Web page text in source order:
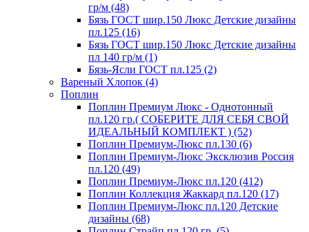
гр/м (48)
Бязь ГОСТ шир.150 Люкс Детские дизайны
пл.125 (16)
Бязь ГОСТ шир.150 Люкс Детские дизайны
пл 140 гр/м (1)
Бязь-Ясли ГОСТ пл.125 (2)
Вареный Хлопок (4)
Поплин
Поплин Премиум Люкс - Однотонный
пл.120 гр.( СОБЕРИТЕ ДЛЯ СЕБЯ СВОЙ
ИДЕАЛЬНЫЙ КОМПЛЕКТ ) (52)
Поплин Премиум-Люкс пл.130 (6)
Поплин Премиум-Люкс Эксклюзив Россия
пл.120 (49)
Поплин Премиум-Люкс пл.120 (412)
Поплин Коллекция Жаккард пл.120 (17)
Поплин Премиум-Люкс пл.120 Детские
дизайны (68)